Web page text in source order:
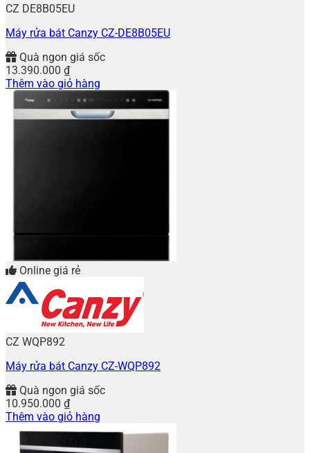
CZ DE8B05EU
Máy rửa bát Canzy CZ-DE8B05EU
Quà ngon giá sốc
13.390.000 ₫
Thêm vào giỏ hàng
Online giá rẻ
CZ WQP892
Máy rửa bát Canzy CZ-WQP892
Quà ngon giá sốc
10.950.000 ₫
Thêm vào giỏ hàng